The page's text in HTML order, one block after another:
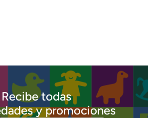
Recibe todas
y promociones